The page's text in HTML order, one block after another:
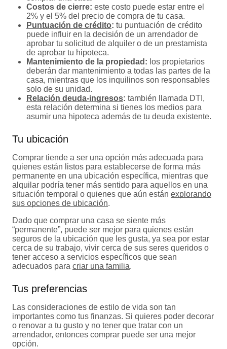
Costos de cierre: este costo puede estar entre el
2% y el 5% del precio de compra de tu casa.
Puntuación de crédito: tu puntuación de crédito
puede influir en la decisión de un arrendador de
aprobar tu solicitud de alquiler o de un prestamista
de aprobar tu hipoteca.
Mantenimiento de la propiedad: los propietarios
deberán dar mantenimiento a todas las partes de la
casa, mientras que los inquilinos son responsables
solo de su unidad.
Relación deuda-ingresos: también llamada DTI,
esta relación determina si tienes los medios para
asumir una hipoteca además de tu deuda existente.
Tu ubicación
Comprar tiende a ser una opción más adecuada para
quienes están listos para establecerse de forma más
permanente en una ubicación específica, mientras que
alquilar podría tener más sentido para aquellos en una
situación temporal o quienes que aún están explorando
sus opciones de ubicación.
Dado que comprar una casa se siente más
“permanente”, puede ser mejor para quienes están
seguros de la ubicación que les gusta, ya sea por estar
cerca de su trabajo, vivir cerca de sus seres queridos o
tener acceso a servicios específicos que sean
adecuados para criar una familia.
Tus preferencias
Las consideraciones de estilo de vida son tan
importantes como tus finanzas. Si quieres poder decorar
o renovar a tu gusto y no tener que tratar con un
arrendador, entonces comprar puede ser una mejor
opción.